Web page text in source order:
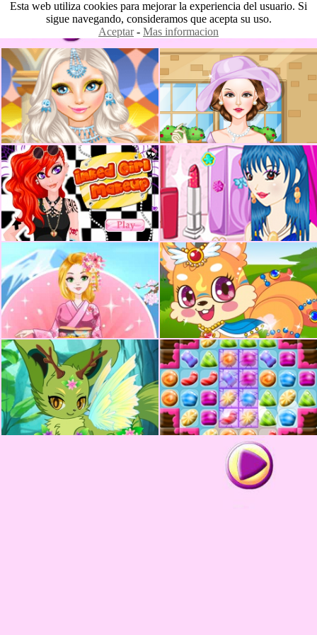
Esta web utiliza cookies para mejorar la experiencia del usuario. Si
sigue navegando, consideramos que acepta su uso.
Aceptar- Mas informacion